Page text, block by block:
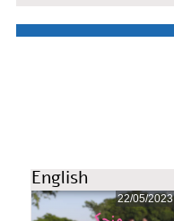
English
22/05/2023